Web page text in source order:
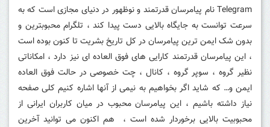
Telegram نام پیامرسان قدرتمند و نوظهور در دنیای مجازی است که به
سرعت توانست به جایگاه بالایی دست پیدا کند ، تلگرام محبوبترین و
بدون شک ایمن ترین پیامرسان در کل تاریخ بشریت تا کنون بوده است
، این پیامرسان قدرتمند کارایی های فوق العاده ای نیز دارد ، امکاناتی
نظیر گروه ، سوپر گروه ، کانال ، چت خصوصی در حالت فوق العاده
ایمن و… که شاید اگر بخواهیم به نیمی از آنها اشاره کنیم کلی صفحه
نیاز داشته باشیم ، این پیامرسان محبوب در میان کاربران ایرانی از
محبوبیت بالایی برخوردار شده است ، هم اکنون می توانید آخرین